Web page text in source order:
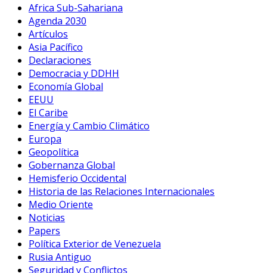
Africa Sub-Sahariana
Agenda 2030
Artículos
Asia Pacífico
Declaraciones
Democracia y DDHH
Economía Global
EEUU
El Caribe
Energía y Cambio Climático
Europa
Geopolítica
Gobernanza Global
Hemisferio Occidental
Historia de las Relaciones Internacionales
Medio Oriente
Noticias
Papers
Política Exterior de Venezuela
Rusia Antiguo
Seguridad y Conflictos